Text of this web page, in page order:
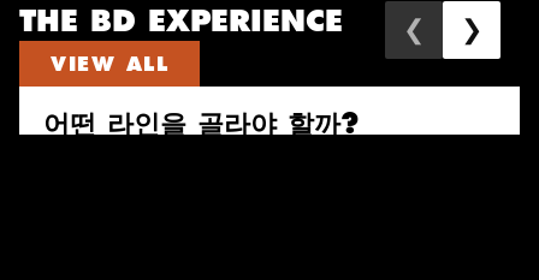
THE BD EXPERIENCE
VIEW ALL
❮ ❯
어떤 라인을 골라야 할까?